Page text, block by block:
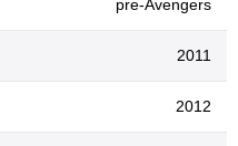
pre-Avengers
2011
2012